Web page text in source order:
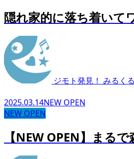
隠れ家的に落ち着い
ジモト発見！ みるく
2025.03.14NEW OPEN
NEW OPEN
【NEW OPEN】まる